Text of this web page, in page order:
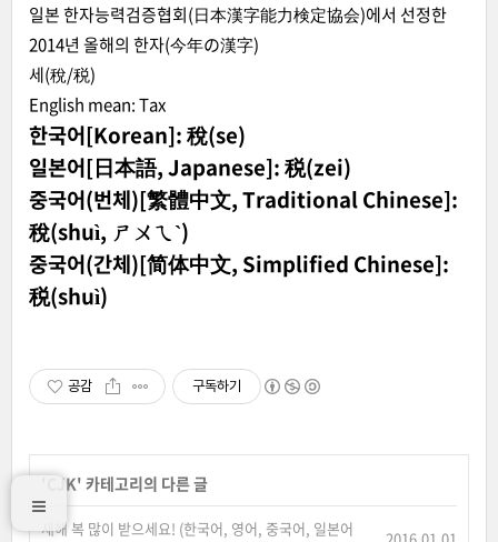
일본 한자능력검증협회(日本漢字能力検定協会)에서 선정한
2014년 올해의 한자(今年の漢字)
세(稅/税)
English mean: Tax
한국어[Korean]: 稅(se)
일본어[日本語, Japanese]: 税(zei)
중국어(번체)[繁體中文, Traditional Chinese]:
稅(shuì, ㄕㄨㄟˋ)
중국어(간체)[简体中文, Simplified Chinese]:
税(shuì)
공감 구독하기
CJK' 카테고리의 다른 글
새해 복 많이 받으세요! (한국어, 영어, 중국어, 일본어